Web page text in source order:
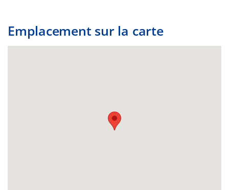
Emplacement sur la carte